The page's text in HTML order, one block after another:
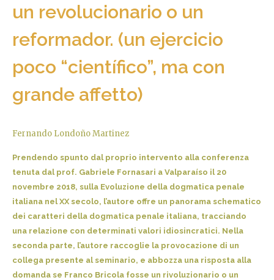
un revolucionario o un
reformador. (un ejercicio
poco “científico”, ma con
grande affetto)
Fernando Londoño Martinez
Prendendo spunto dal proprio intervento alla conferenza
tenuta dal prof. Gabriele Fornasari a Valparaíso il 20
novembre 2018, sulla Evoluzione della dogmatica penale
italiana nel XX secolo, l’autore offre un panorama schematico
dei caratteri della dogmatica penale italiana, tracciando
una relazione con determinati valori idiosincratici. Nella
seconda parte, l’autore raccoglie la provocazione di un
collega presente al seminario, e abbozza una risposta alla
domanda se Franco Bricola fosse un rivoluzionario o un